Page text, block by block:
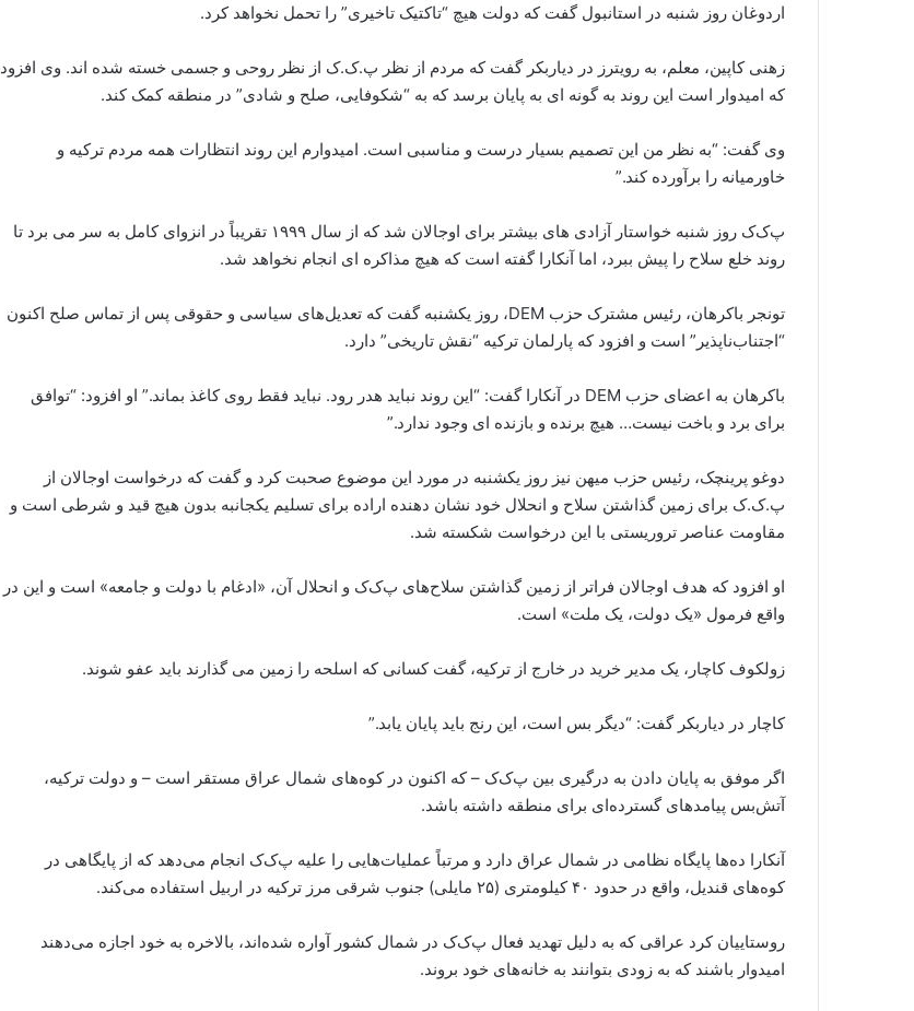
اردوغان روز شنبه در استانبول گفت که دولت هیچ “تاکتیک تاخیری” را تحمل نخواهد کرد.
زهنی کاپین، معلم، به رویترز در دیاربکر گفت که مردم از نظر پ.ک.ک از نظر روحی و جسمی خسته شده اند. وی افزود
که امیدوار است این روند به گونه ای به پایان برسد که به “شکوفایی، صلح و شادی” در منطقه کمک کند.
وی گفت: “به نظر من این تصمیم بسیار درست و مناسبی است. امیدوارم این روند انتظارات همه مردم ترکیه و
خاورمیانه را برآورده کند.”
پ‌ک‌ک روز شنبه خواستار آزادی های بیشتر برای اوجالان شد که از سال ۱۹۹۹ تقریباً در انزوای کامل به سر می برد تا
روند خلع سلاح را پیش ببرد، اما آنکارا گفته است که هیچ مذاکره ای انجام نخواهد شد.
تونجر باکرهان، رئیس مشترک حزب DEM، روز یکشنبه گفت که تعدیل‌های سیاسی و حقوقی پس از تماس صلح اکنون
“اجتناب‌ناپذیر” است و افزود که پارلمان ترکیه “نقش تاریخی” دارد.
باکرهان به اعضای حزب DEM در آنکارا گفت: “این روند نباید هدر رود. نباید فقط روی کاغذ بماند.” او افزود: “توافق
برای برد و باخت نیست… هیچ برنده و بازنده ای وجود ندارد.”
دوغو پرینچک، رئیس حزب میهن نیز روز یکشنبه در مورد این موضوع صحبت کرد و گفت که درخواست اوجالان از
پ.ک.ک برای زمین گذاشتن سلاح و انحلال خود نشان دهنده اراده برای تسلیم یکجانبه بدون هیچ قید و شرطی است و
مقاومت عناصر تروریستی با این درخواست شکسته شد.
او افزود که هدف اوجالان فراتر از زمین گذاشتن سلاح‌های پ‌ک‌ک و انحلال آن، «ادغام با دولت و جامعه» است و این در
واقع فرمول «یک دولت، یک ملت» است.
زولکوف کاچار، یک مدیر خرید در خارج از ترکیه، گفت کسانی که اسلحه را زمین می گذارند باید عفو شوند.
کاچار در دیاربکر گفت: “دیگر بس است، این رنج باید پایان یابد.”
اگر موفق به پایان دادن به درگیری بین پ‌ک‌ک – که اکنون در کوه‌های شمال عراق مستقر است – و دولت ترکیه،
آتش‌بس پیامدهای گسترده‌ای برای منطقه داشته باشد.
آنکارا ده‌ها پایگاه نظامی در شمال عراق دارد و مرتباً عملیات‌هایی را علیه پ‌ک‌ک انجام می‌دهد که از پایگاهی در
کوه‌های قندیل، واقع در حدود ۴۰ کیلومتری (۲۵ مایلی) جنوب شرقی مرز ترکیه در اربیل استفاده می‌کند.
روستاییان کرد عراقی که به دلیل تهدید فعال پ‌ک‌ک در شمال کشور آواره شده‌اند، بالاخره به خود اجازه می‌دهند
امیدوار باشند که به زودی بتوانند به خانه‌های خود بروند.